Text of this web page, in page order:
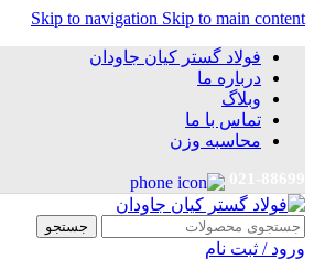
Skip to navigation Skip to main content
فولاد گستر کیان جاودان
درباره ما
وبلاگ
تماس با ما
محاسبه وزن
جستجو
ورود / ثبت نام